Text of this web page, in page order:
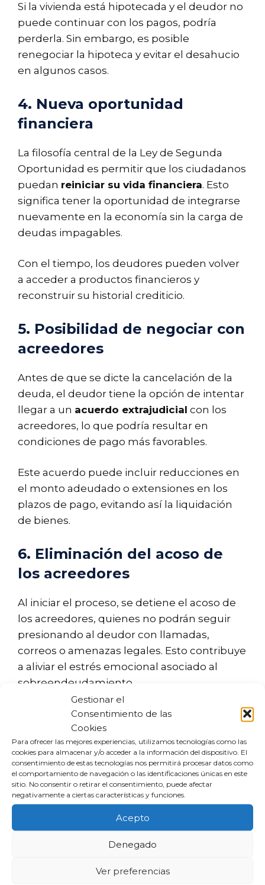
Gestionar el
Consentimiento de las
Cookies
Para ofrecer las mejores experiencias, utilizamos tecnologías como las
cookies para almacenar y/o acceder a la información del dispositivo. El
consentimiento de estas tecnologías nos permitirá procesar datos como
el comportamiento de navegación o las identificaciones únicas en este
sitio. No consentir o retirar el consentimiento, puede afectar
negativamente a ciertas características y funciones.
Acepto
Denegado
Ver preferencias
Si la vivienda está hipotecada y el deudor no
puede continuar con los pagos, podría
perderla. Sin embargo, es posible
renegociar la hipoteca y evitar el desahucio
en algunos casos.
4. Nueva oportunidad
financiera
La filosofía central de la Ley de Segunda
Oportunidad es permitir que los ciudadanos
puedan reiniciar su vida financiera. Esto
significa tener la oportunidad de integrarse
nuevamente en la economía sin la carga de
deudas impagables.
Con el tiempo, los deudores pueden volver
a acceder a productos financieros y
reconstruir su historial crediticio.
5. Posibilidad de negociar con
acreedores
Antes de que se dicte la cancelación de la
deuda, el deudor tiene la opción de intentar
llegar a un acuerdo extrajudicial con los
acreedores, lo que podría resultar en
condiciones de pago más favorables.
Este acuerdo puede incluir reducciones en
el monto adeudado o extensiones en los
plazos de pago, evitando así la liquidación
de bienes.
6. Eliminación del acoso de
los acreedores
Al iniciar el proceso, se detiene el acoso de
los acreedores, quienes no podrán seguir
presionando al deudor con llamadas,
correos o amenazas legales. Esto contribuye
a aliviar el estrés emocional asociado al
sobreendeudamiento.
Desventajas de declararse
insolvente
A pesar de las ventajas, también existen
desventajas que deben ser consideradas
antes de tomar esta decisión:
1. Registro de morosidad
insolvente es la posibilidad de ser incluido